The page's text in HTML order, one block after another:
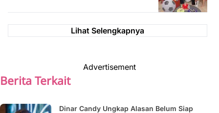
Lihat Selengkapnya
Advertisement
Berita Terkait
Dinar Candy Ungkap Alasan Belum Siap